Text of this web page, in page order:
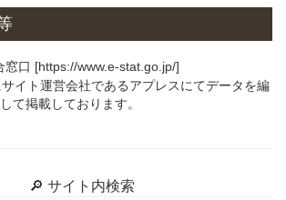
窓口 [https://www.e-stat.go.jp/]
イト運営会社であるアプレスにてデータを編
て掲載しております。
🔎 サイト内検索